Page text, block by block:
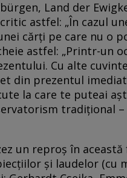
Land der
astfel: „În cazul
cărţi pe care nu o
astfel: „Printr-un
Cu alte
din prezentul
la care te puteai
tradiţional
un reproş în
şi laudelor (cu